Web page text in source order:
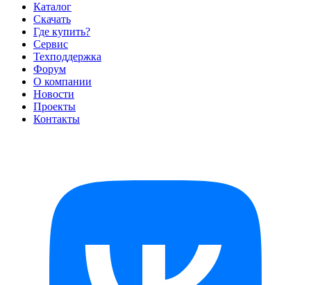
Каталог
Скачать
Где купить?
Сервис
Техподдержка
Форум
О компании
Новости
Проекты
Контакты